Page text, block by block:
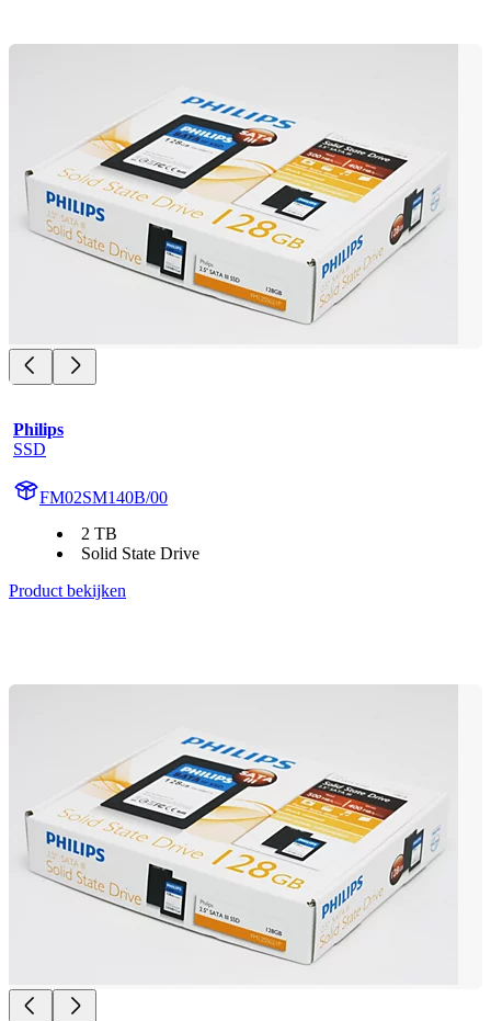
Philips
SSD
FM02SM140B/00
2 TB
Solid State Drive
Product bekijken